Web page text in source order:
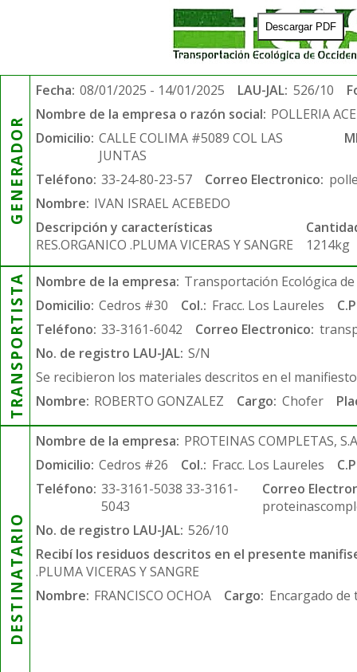
Descargar PDF
GENERADOR
Fecha: 08/01/2025 - 14/01/2025 LAU-JAL: 526/10
Nombre de la empresa o razón social: POLLERIA
Domicilio: CALLE COLIMA #5089 COL LAS
JUNTAS
Teléfono: 33-24-80-23-57 Correo Electronico:
Nombre: IVAN ISRAEL ACEBEDO
Descripción y características
RES.ORGANICO .PLUMA VICERAS Y SANGRE
1214kg
TRANSPORTISTA Nombre de la empresa: Transportación Ecológica de
Domicilio: Cedros #30 Col.: Fracc. Los Laureles
Teléfono: 33-3161-6042 Correo Electronico:
No. de registro LAU-JAL: S/N
Se recibieron los materiales descritos en el
Nombre: ROBERTO GONZALEZ Cargo: Chofer
DESTINATARIO
Nombre de la empresa: PROTEINAS COMPLETAS,
Domicilio: Cedros #26 Col.: Fracc. Los Laureles
Teléfono: 33-3161-5038 33-3161-
5043
Correo
No. de registro LAU-JAL: 526/10
Recibí los residuos descritos en el presente
.PLUMA VICERAS Y SANGRE
Nombre: FRANCISCO OCHOA Cargo: Encargado de